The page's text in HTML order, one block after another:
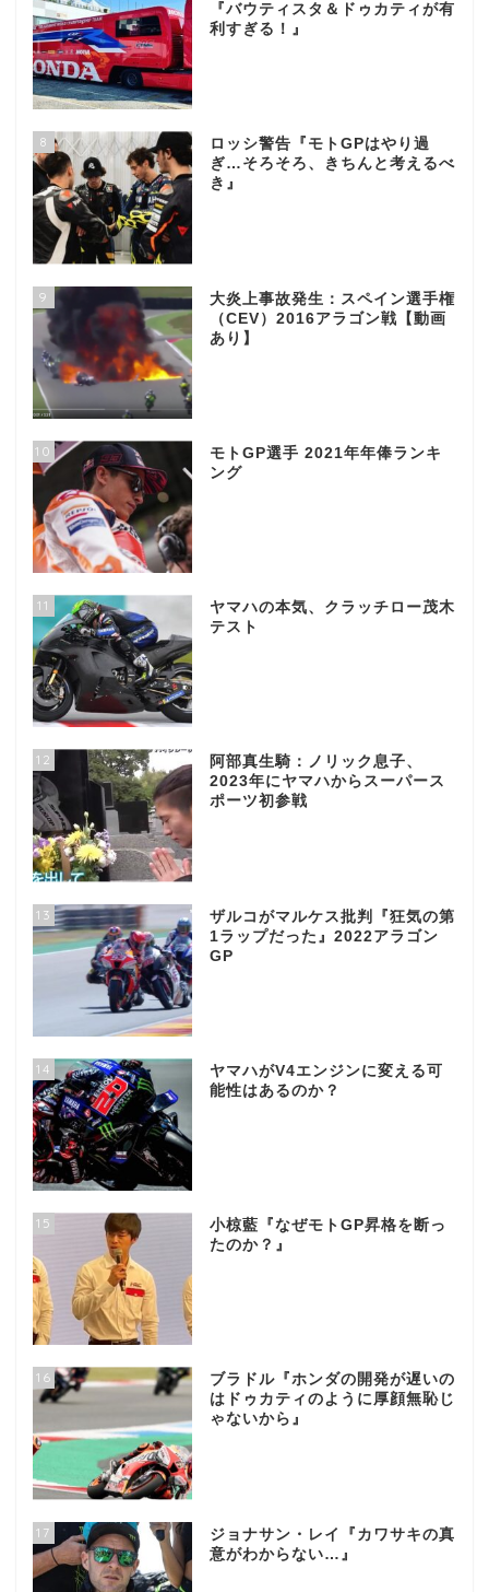
『バウティスタ＆ドゥカティが有
利すぎる！』
8
ロッシ警告『モトGPはやり過
ぎ…そろそろ、きちんと考えるべ
き』
9
大炎上事故発生：スペイン選手権
（CEV）2016アラゴン戦【動画
あり】
10
モトGP選手 2021年年俸ランキ
ング
11
ヤマハの本気、クラッチロー茂木
テスト
12
阿部真生騎：ノリック息子、
2023年にヤマハからスーパース
ポーツ初参戦
13
ザルコがマルケス批判『狂気の第
1ラップだった』2022アラゴン
GP
14
ヤマハがV4エンジンに変える可
能性はあるのか？
15
小椋藍『なぜモトGP昇格を断っ
たのか？』
16
ブラドル『ホンダの開発が遅いの
はドゥカティのように厚顔無恥じ
ゃないから』
17
ジョナサン・レイ『カワサキの真
意がわからない…』